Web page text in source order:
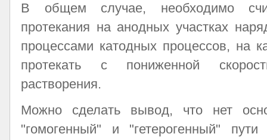
В общем случае, необходимо
протекания на анодных участках
процессами катодных процессов, на
протекать с пониженной
растворения.
Можно сделать вывод, что нет
"гомогенный" и "гетерогенный" пути